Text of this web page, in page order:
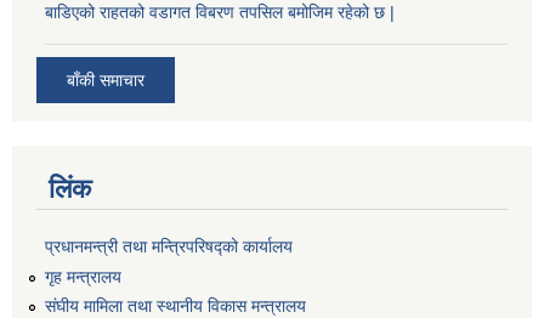
बाडिएको राहतको वडागत विबरण तपसिल बमोजिम रहेको छ |
बाँकी समाचार
लिंक
प्रधानमन्त्री तथा मन्त्रिपरिषद्को कार्यालय
गृह मन्त्रालय
संघीय मामिला तथा स्थानीय विकास मन्त्रालय